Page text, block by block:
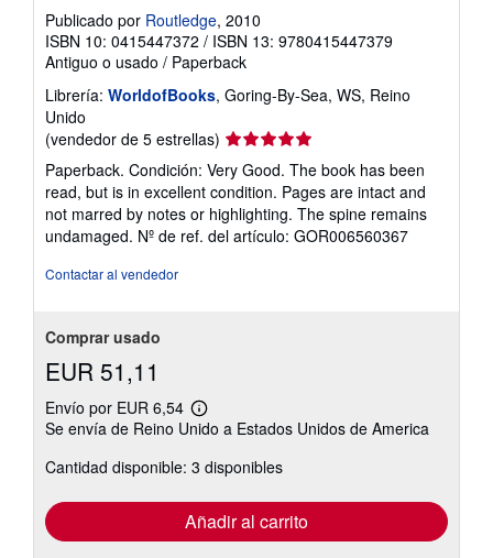
Publicado por Routledge, 2010
ISBN 10: 0415447372 / ISBN 13: 9780415447379
Antiguo o usado / Paperback
Librería: WorldofBooks, Goring-By-Sea, WS, Reino
Unido
(vendedor de 5 estrellas) Calificación
vendedor:
5
de
5
Paperback. Condición: Very Good. The book has been
read, but is in excellent condition. Pages are intact and
not marred by notes or highlighting. The spine remains
undamaged. Nº de ref. del artículo: GOR006560367
Contactar al vendedor
Comprar usado
EUR 51,11
Envío por EUR 6,54
Más
información
las
tarifas
envío
Se envía de Reino Unido a Estados Unidos de America
Cantidad disponible: 3 disponibles
Añadir al carrito